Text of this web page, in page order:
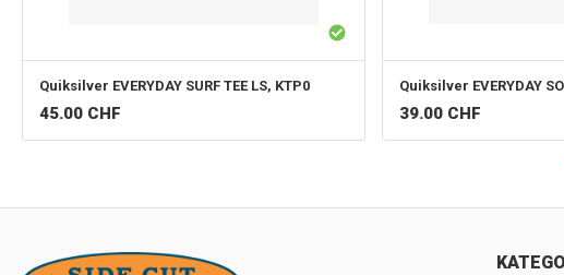
Quiksilver EVERYDAY SURF TEE LS, KTP0
45.00 CHF
Quiksilver EVERYDAY
39.00 CHF